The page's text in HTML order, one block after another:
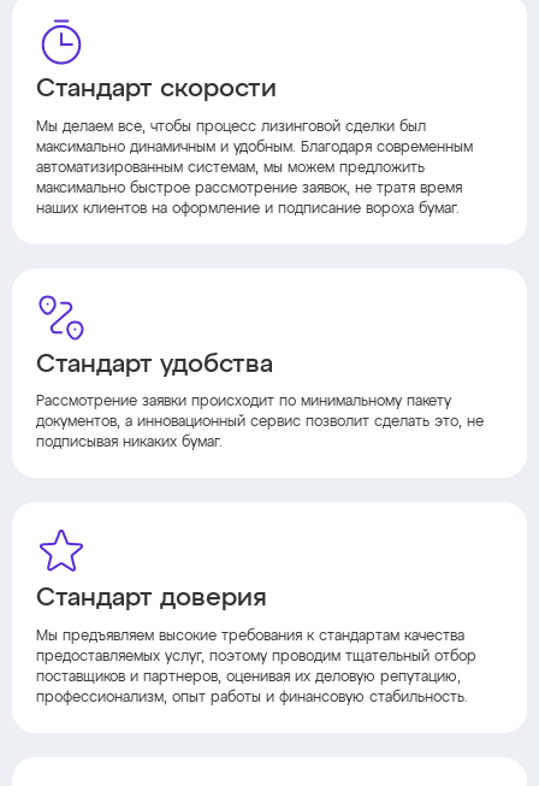
Стандарт скорости
Мы делаем все, чтобы процесс лизинговой сделки был
максимально динамичным и удобным. Благодаря современным
автоматизированным системам, мы можем предложить
максимально быстрое рассмотрение заявок, не тратя время
наших клиентов на оформление и подписание вороха бумаг.
Стандарт удобства
Рассмотрение заявки происходит по минимальному пакету
документов, а инновационный сервис позволит сделать это, не
подписывая никаких бумаг.
Стандарт доверия
Мы предъявляем высокие требования к стандартам качества
предоставляемых услуг, поэтому проводим тщательный отбор
поставщиков и партнеров, оценивая их деловую репутацию,
профессионализм, опыт работы и финансовую стабильность.